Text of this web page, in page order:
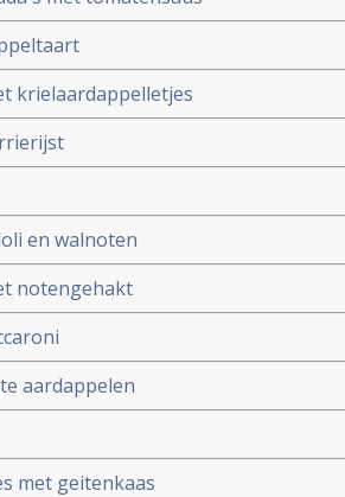
krielaardappelletjes
en walnoten
notengehakt
aardappelen
met geitenkaas